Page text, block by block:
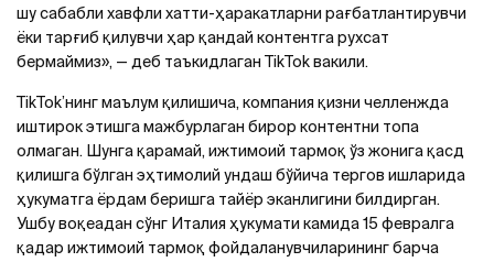
шу сабабли хавфли хатти-ҳаракатларни рағбатлантирувчи
ёки тарғиб қилувчи ҳар қандай контентга рухсат
бермаймиз», — деб таъкидлаган TikTok вакили.
TikTok’нинг маълум қилишича, компания қизни челленжда
иштирок этишга мажбурлаган бирор контентни топа
олмаган. Шунга қарамай, ижтимоий тармоқ ўз жонига қасд
қилишга бўлган эҳтимолий ундаш бўйича тергов ишларида
ҳукуматга ёрдам беришга тайёр эканлигини билдирган.
Ушбу воқеадан сўнг Италия ҳукумати камида 15 февралга
қадар ижтимоий тармоқ фойдаланувчиларининг барча